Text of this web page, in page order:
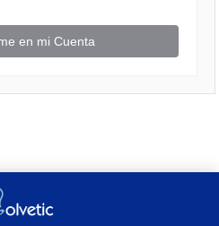
en mi Cuenta